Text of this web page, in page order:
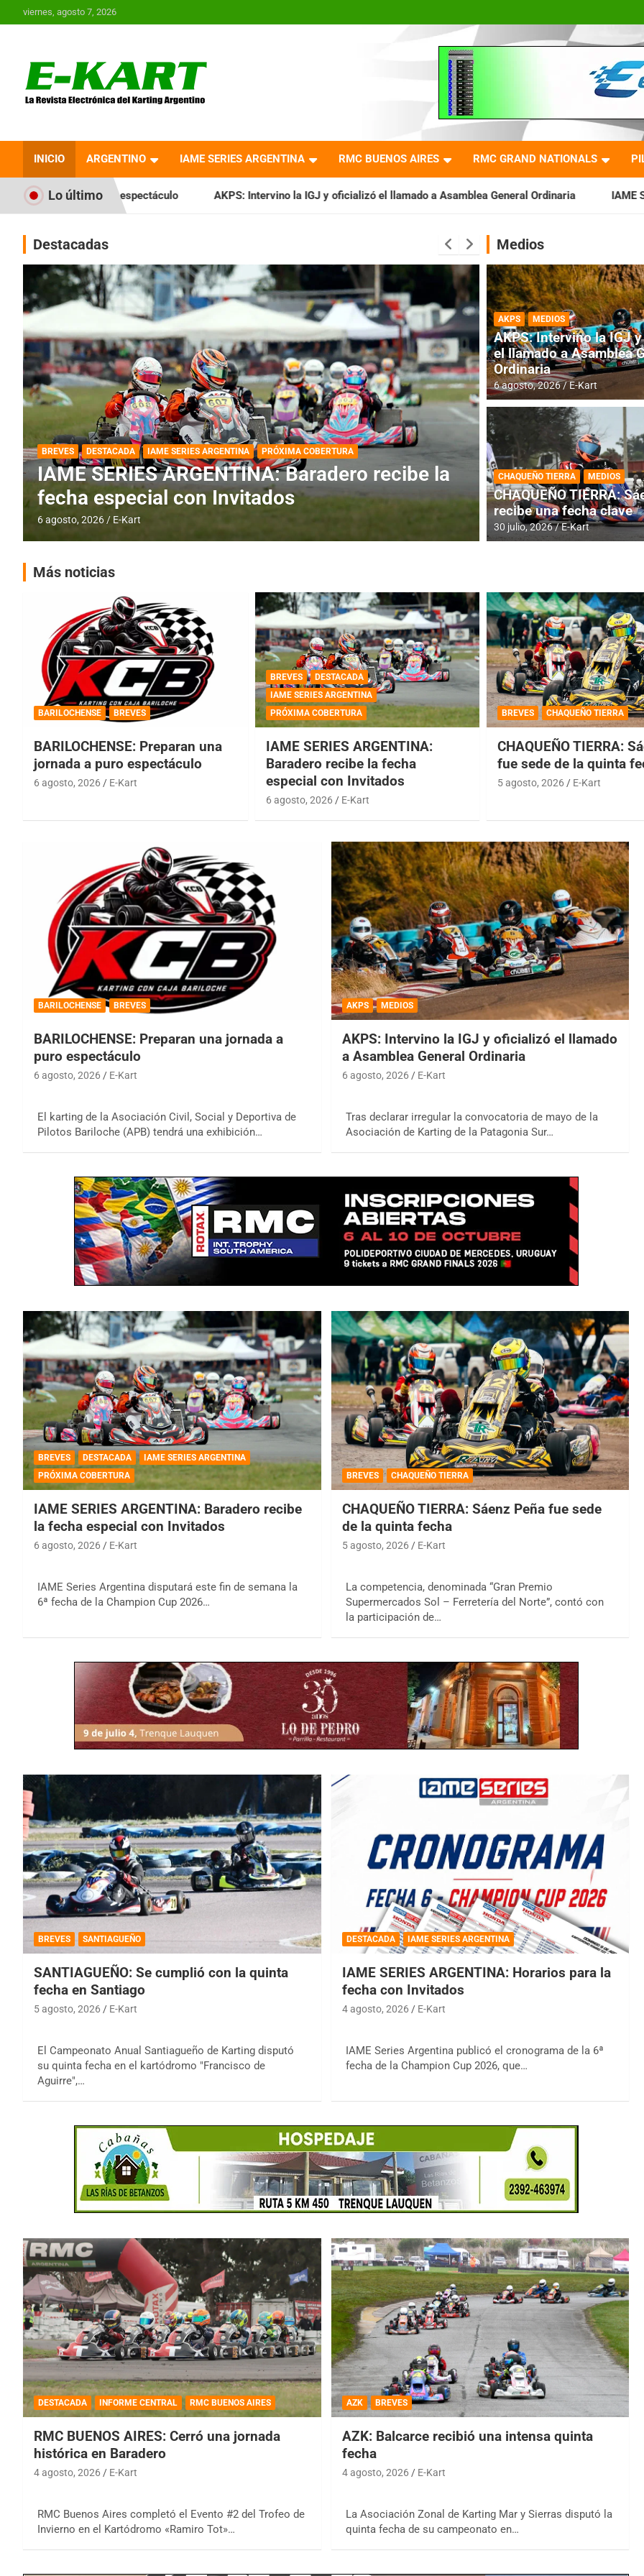
al
viernes, agosto 7, 2026
Revista Electrónica del
Karting en Argentina
INICIO ARGENTINO IAME SERIES ARGENTINA RMC BUENOS AIRES RMC GRAND NATIONALS
Lo últimoAKPS: Intervino la IGJ y oficializó el llamado a Asamblea General Ordinaria IAME SERIES ARGENTINA:
Destacadas
DESTACADA IAME SERIES ARGENTINA
IAME SERIES ARGENTINA: Horarios para la
fecha con Invitados
4 agosto, 2026 E-Kart
DESTACADA INFORME CENTRAL
RMC BUENOS
histórica en
4 agosto, 2026 E-Kart
Medios
AKPS MEDIOS
AKPS: Intervino la IGJ
el llamado a Asamblea
Ordinaria
6 agosto, 2026 E-Kart
CHAQUEÑO TIERRA MEDIOS
CHAQUEÑO TIERRA:
recibe una fecha clave
30 julio, 2026 E-Kart
Más noticias
BARILOCHENSE BREVES
BARILOCHENSE: Preparan una
jornada a puro espectáculo
6 agosto, 2026 E-Kart
BREVES
DESTACADA
IAME SERIES ARGENTINA
PRÓXIMA COBERTURA
IAME SERIES ARGENTINA:
Baradero recibe la fecha
especial con Invitados
6 agosto, 2026 E-Kart
BREVES CHAQUEÑO TIERRA
CHAQUEÑO TIERRA:
fue sede de la quinta
5 agosto, 2026 E-Kart
BARILOCHENSE BREVES
BARILOCHENSE: Preparan una jornada a
puro espectáculo
6 agosto, 2026 E-Kart
El karting de la Asociación Civil, Social y Deportiva de
Pilotos Bariloche (APB) tendrá una exhibición…
AKPS MEDIOS
AKPS: Intervino la IGJ y oficializó el llamado
a Asamblea General Ordinaria
6 agosto, 2026 E-Kart
Tras declarar irregular la convocatoria de mayo de la
Asociación de Karting de la Patagonia Sur…
BREVES DESTACADA
IAME SERIES ARGENTINA
PRÓXIMA COBERTURA
IAME SERIES ARGENTINA: Baradero recibe
la fecha especial con Invitados
6 agosto, 2026 E-Kart
IAME Series Argentina disputará este fin de semana la
6ª fecha de la Champion Cup 2026…
BREVES CHAQUEÑO TIERRA
CHAQUEÑO TIERRA: Sáenz Peña fue sede
de la quinta fecha
5 agosto, 2026 E-Kart
La competencia, denominada “Gran Premio
Supermercados Sol – Ferretería del Norte”, contó con
la participación de…
BREVES SANTIAGUEÑO
SANTIAGUEÑO: Se cumplió con la quinta
fecha en Santiago
5 agosto, 2026 E-Kart
El Campeonato Anual Santiagueño de Karting disputó
su quinta fecha en el kartódromo "Francisco de
Aguirre",…
DESTACADA IAME SERIES ARGENTINA
IAME SERIES ARGENTINA: Horarios para la
fecha con Invitados
4 agosto, 2026 E-Kart
IAME Series Argentina publicó el cronograma de la 6ª
fecha de la Champion Cup 2026, que…
DESTACADA INFORME CENTRAL RMC BUENOS AIRES
RMC BUENOS AIRES: Cerró una jornada
histórica en Baradero
4 agosto, 2026 E-Kart
RMC Buenos Aires completó el Evento #2 del Trofeo de
Invierno en el Kartódromo «Ramiro Tot»…
AZK BREVES
AZK: Balcarce recibió una intensa quinta
fecha
4 agosto, 2026 E-Kart
La Asociación Zonal de Karting Mar y Sierras disputó la
quinta fecha de su campeonato en…